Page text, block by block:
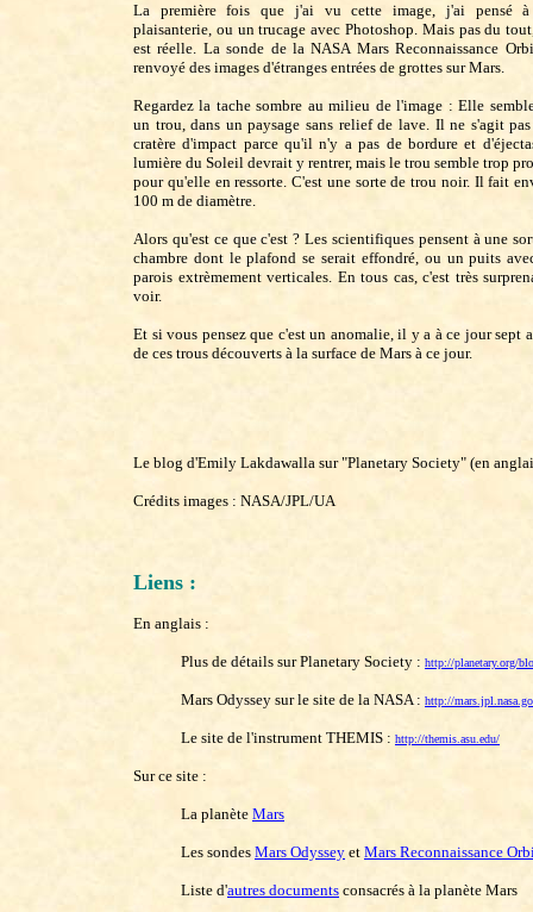
La première fois que j'ai vu cette image, j'ai pensé
plaisanterie, ou un trucage avec Photoshop. Mais pas du
est réelle. La sonde de la NASA Mars Reconnaissance
renvoyé des images d'étranges entrées de grottes sur Mars.
Regardez la tache sombre au milieu de l'image : Elle
un trou, dans un paysage sans relief de lave. Il ne s'agit
cratère d'impact parce qu'il n'y a pas de bordure et
lumière du Soleil devrait y rentrer, mais le trou semble trop
pour qu'elle en ressorte. C'est une sorte de trou noir. Il fait
100 m de diamètre.
Alors qu'est ce que c'est ? Les scientifiques pensent à une
chambre dont le plafond se serait effondré, ou un puits
parois extrèmement verticales. En tous cas, c'est très
voir.
Et si vous pensez que c'est un anomalie, il y a à ce jour sept
de ces trous découverts à la surface de Mars à ce jour.
Le blog d'Emily Lakdawalla sur "Planetary Society" (en
Crédits images : NASA/JPL/UA
Liens :
En anglais :
Plus de détails sur Planetary Society : http://planetary.org/
Mars Odyssey sur le site de la NASA : http://
Le site de l'instrument THEMIS : http://themis.asu.edu/
Sur ce site :
La planète Mars
Les sondes Mars Odyssey et Mars Reconnaissance
Liste d'autres documents consacrés à la planète Mars